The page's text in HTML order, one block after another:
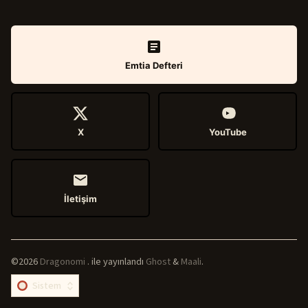
Emtia Defteri
X YouTube
İletişim
©2026Dragonomi .ile yayınlandı Ghost&Maali.